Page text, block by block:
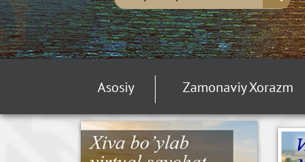
Asosiy Zamonaviy Xorazm